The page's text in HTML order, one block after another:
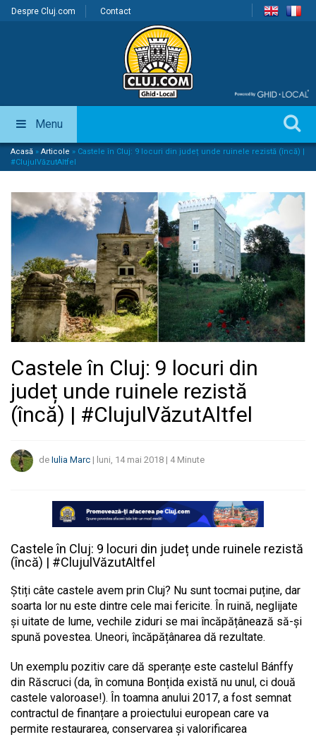
Despre Cluj.com Contact
Menu
Acasă » Articole » Castele în Cluj: 9 locuri din județ unde ruinele rezistă (încă) |
#ClujulVăzutAltfel
Castele în Cluj: 9 locuri din
județ unde ruinele rezistă
(încă) | #ClujulVăzutAltfel
de Iulia Marc | luni, 14 mai 2018 | 4 Minute
Castele în Cluj: 9 locuri din județ unde ruinele rezistă
(încă) | #ClujulVăzutAltfel
Știți câte castele avem prin Cluj? Nu sunt tocmai puține, dar
soarta lor nu este dintre cele mai fericite. În ruină, neglijate
și uitate de lume, vechile ziduri se mai încăpățânează să-și
spună povestea. Uneori, încăpățânarea dă rezultate.
Un exemplu pozitiv care dă speranțe este castelul Bánffy
din Răscruci (da, în comuna Bonțida există nu unul, ci două
castele valoroase!). În toamna anului 2017, a fost semnat
contractul de finanțare a proiectului european care va
permite restaurarea, conservarea și valorificarea